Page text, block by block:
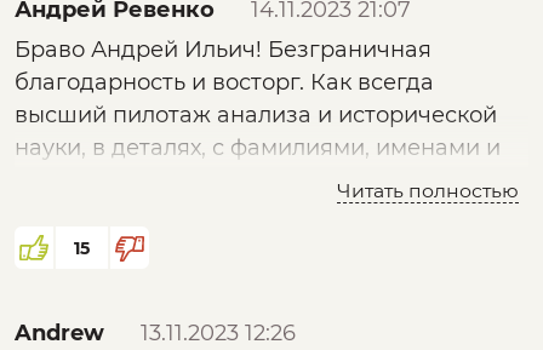
антитеррористическая деятельность, это
тоже их проект, встроенный в общий план.
Благодарю, Андрей Ильич.
Андрей Ревенко
14.11.2023 21:07
Браво Андрей Ильич! Безграничная
благодарность и восторг. Как всегда
высший пилотаж анализа и исторической
науки, в деталях, с фамилиями, именами и
Читать полностью
15
Andrew
13.11.2023 12:26